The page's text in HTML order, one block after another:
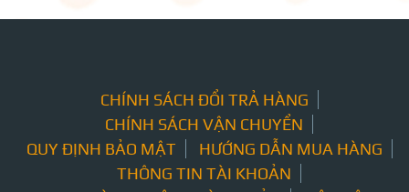
CHÍNH SÁCH ĐỔI TRẢ HÀNG
CHÍNH SÁCH VẬN CHUYỂN
QUY ĐỊNH BẢO MẬT
HƯỚNG DẪN MUA HÀNG
THÔNG TIN TÀI KHOẢN